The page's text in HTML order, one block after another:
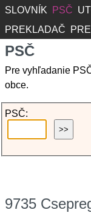
SLOVNÍK PSČ
PREKLADAČ
PSČ
Pre vyhľadanie
obce.
PSČ:
9735